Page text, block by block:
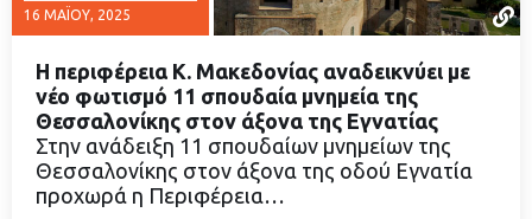
16 ΜΑΪ́ΟΥ, 2025
ΔΙΑΒΑΣΤΕ ΠΕΡΙΣΣΟΤΕΡΑ
Η περιφέρεια Κ. Μακεδονίας αναδεικνύει με
νέο φωτισμό 11 σπουδαία μνημεία της
Θεσσαλονίκης στον άξονα της Εγνατίας
Στην ανάδειξη 11 σπουδαίων μνημείων της
Θεσσαλονίκης στον άξονα της οδού Εγνατία
προχωρά η Περιφέρεια…